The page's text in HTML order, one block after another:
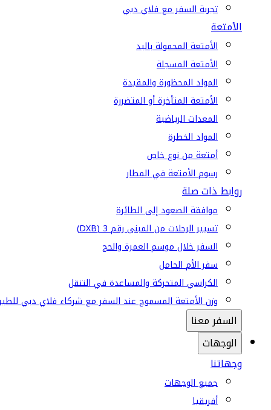
تجربة السفر مع فلاي دبي
الأمتعة
الأمتعة المحمولة باليد
الأمتعة المسجلة
المواد المحظورة والمقيدة
الأمتعة المتأخرة أو المتضررة
المعدات الرياضية
المواد الخطرة
أمتعة من نوع خاص
رسوم الأمتعة في المطار
روابط ذات صلة
موافقة الصعود إلى الطائرة
تسيير الرحلات من المبنى رقم 3 (DXB)
السفر خلال موسم العمرة والحج
سفر الأم الحامل
الكراسي المتحركة والمساعدة في التنقل
وزن الأمتعة المسموح عند السفر مع شركاء فلاي دبي
السفر معنا
الوجهات
وجهاتنا
جميع الوجهات
أفريقيا